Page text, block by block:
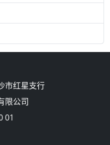
市红星支行
限公司
01